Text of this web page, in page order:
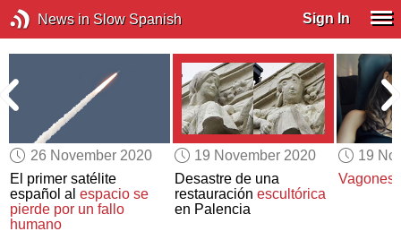
News in Slow Spanish Sign In
26 November 2020
El primer satélite
español alespacio se
pierde por un fallo
humano
19 November 2020
Desastre de una
restauración escultórica
en Palencia
19
Vagones